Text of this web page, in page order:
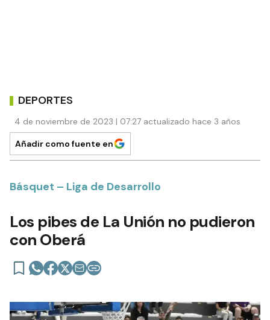
DEPORTES
4 de noviembre de 2023 | 07:27 actualizado hace 3 años
Añadir como fuente en
Básquet – Liga de Desarrollo
Los pibes de La Unión no pudieron
con Oberá